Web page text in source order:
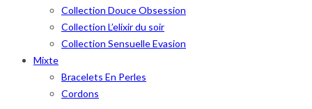
Collection Douce Obsession
Collection L’elixir du soir
Collection Sensuelle Evasion
Mixte
Bracelets En Perles
Cordons